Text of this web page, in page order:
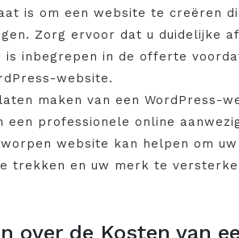
is om een website te creëren
Zorg ervoor dat u duidelijke
inbegrepen in de offerte
website.
maken van een WordPress-
professionele online
website kan helpen om
trekken en uw merk te
over de Kosten van